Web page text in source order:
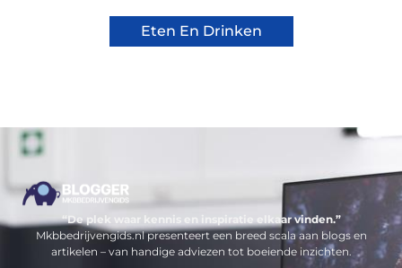
Eten En Drinken
“De plek waar kennis en inspiratie elkaar vinden.”
Mkbbedrijvengids.nl presenteert een breed scala aan blogs en
artikelen – van handige adviezen tot boeiende inzichten.